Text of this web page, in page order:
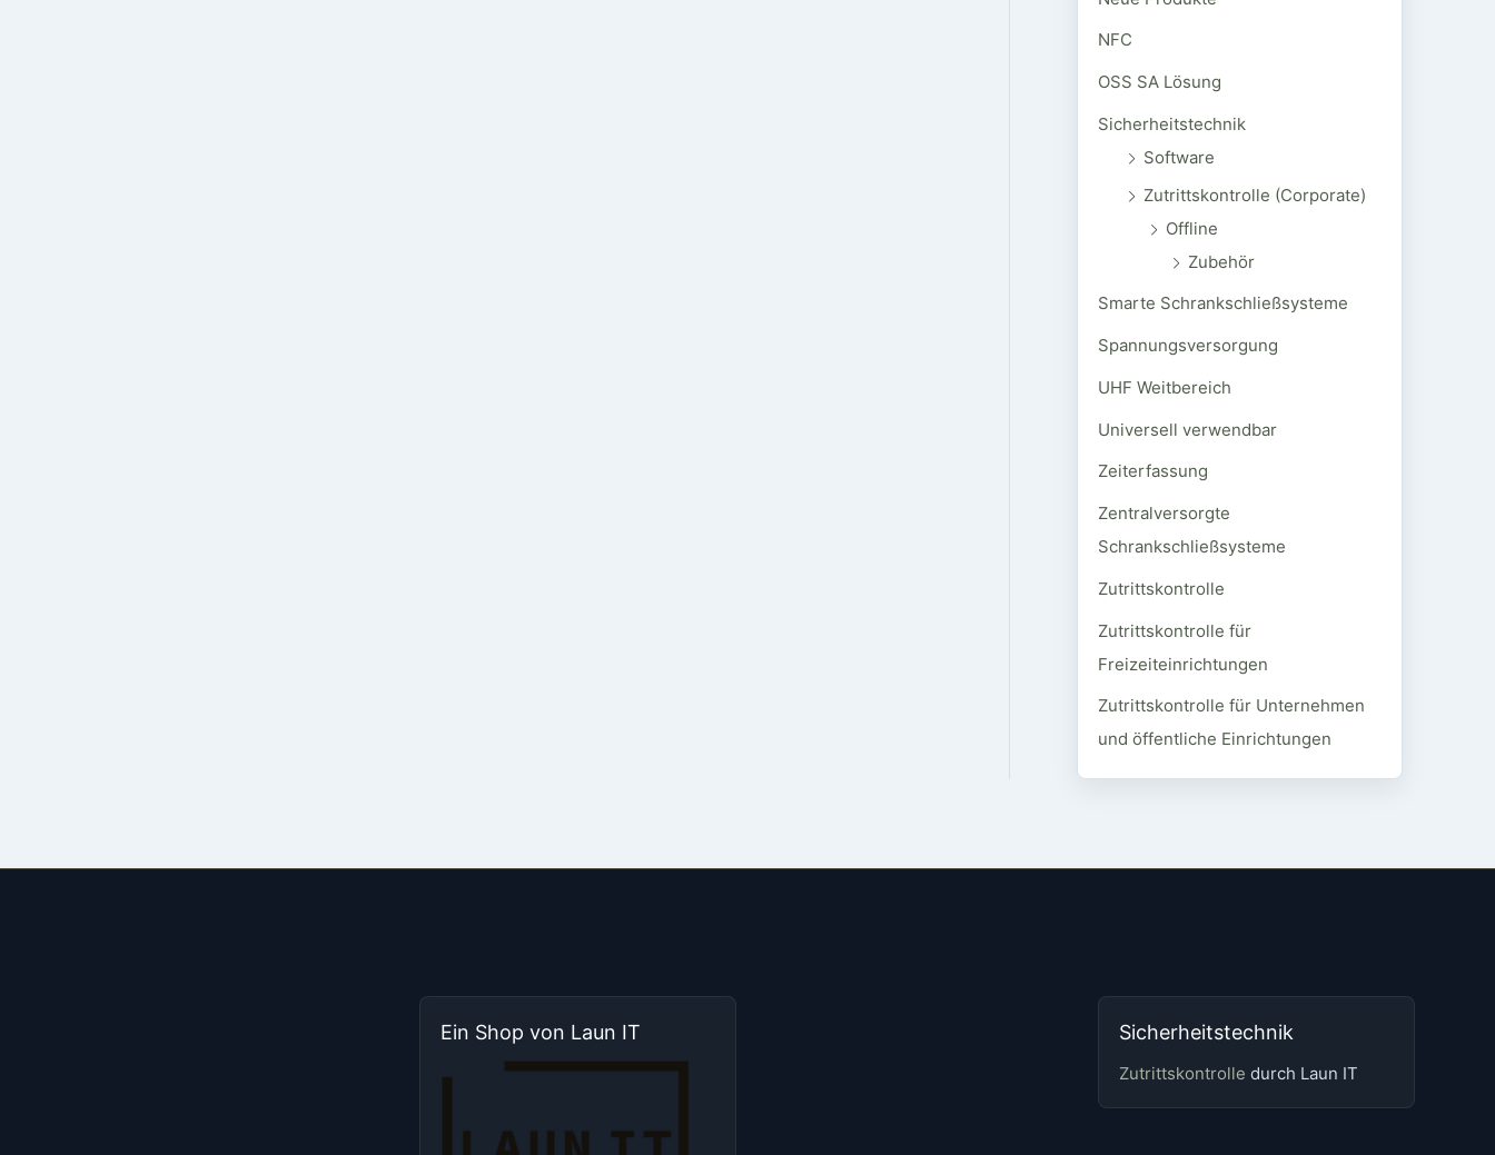
NFC
OSS SA Lösung
Sicherheitstechnik
Software
Zutrittskontrolle (Corporate)
Offline
Zubehör
Smarte Schrankschließsysteme
Spannungsversorgung
UHF Weitbereich
Universell verwendbar
Zeiterfassung
Zentralversorgte
Schrankschließsysteme
Zutrittskontrolle
Zutrittskontrolle für
Freizeiteinrichtungen
Zutrittskontrolle für Unternehmen
und öffentliche Einrichtungen
Ein Shop von Laun IT Sicherheitstechnik
Zutrittskontrolle durch Laun IT